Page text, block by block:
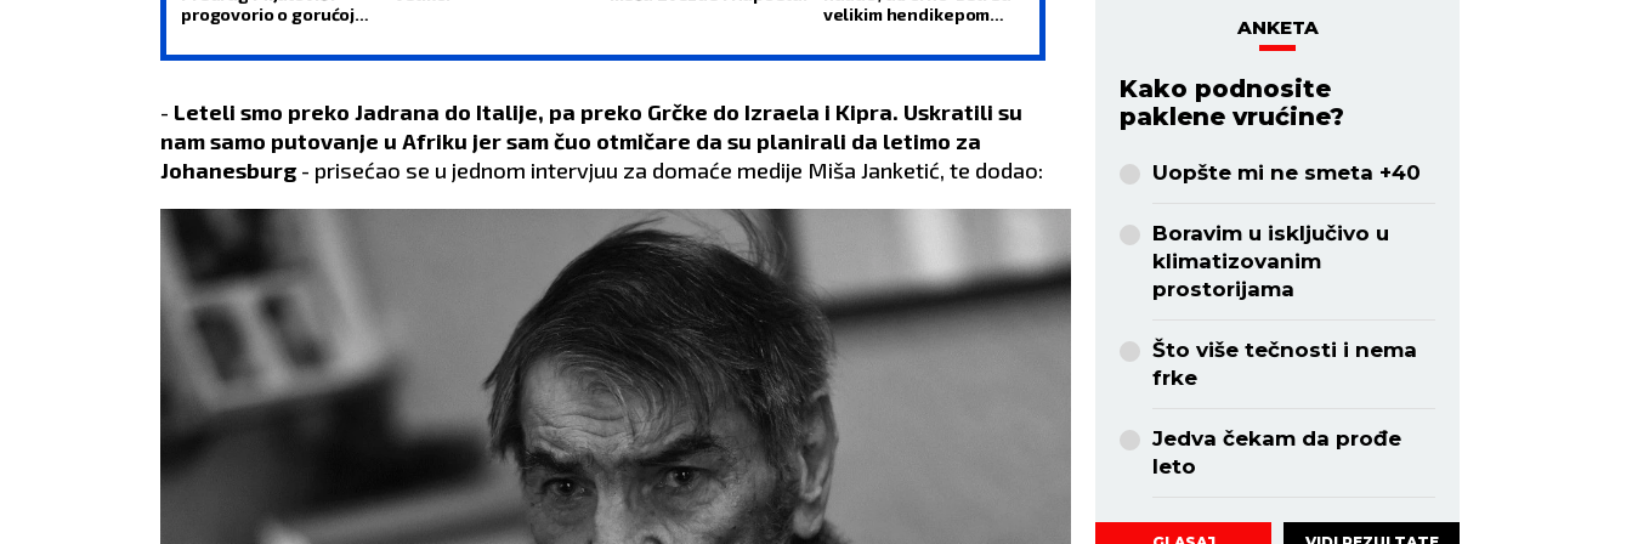
progovorio o gorućoj
velikim hendikepom
- Leteli smo preko Jadrana do Italije, pa preko Grčke do Izraela i Kipra. Uskratili su
nam samo putovanje u Afriku jer sam čuo otmičare da su planirali da letimo za
Johanesburg- prisećao se u jednom intervjuu za domaće medije Miša Janketić, te dodao:
ANKETA
Kako podnosite
paklene vrućine?
Uopšte mi ne smeta +40
Boravim u isključivo u
klimatizovanim
prostorijama
Što više tečnosti i nema
frke
Jedva čekam da prođe
leto